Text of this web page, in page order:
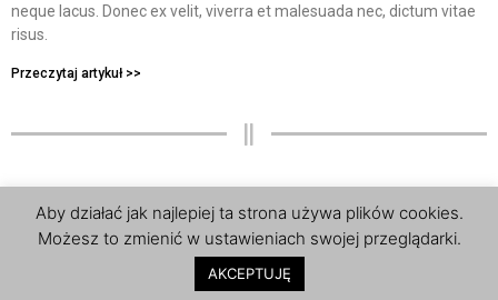
neque lacus. Donec ex velit, viverra et malesuada nec, dictum vitae
risus.
Przeczytaj artykuł >>
Wszelkie prawa zastrzeżone © Agristal | Projekt i wykonanie:
Hedea.pl
Kontakt Produkty
Aby działać jak najlepiej ta strona używa plików cookies.
Możesz to zmienić w ustawieniach swojej przeglądarki.
AKCEPTUJĘ